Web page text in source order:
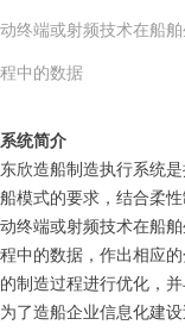
动终端或射频技术在船
程中的数据
系统简介
东欣造船制造执行系统
船模式的要求，结合柔
动终端或射频技术在船
程中的数据，作出相应
的制造过程进行优化，
为了造船企业信息化建